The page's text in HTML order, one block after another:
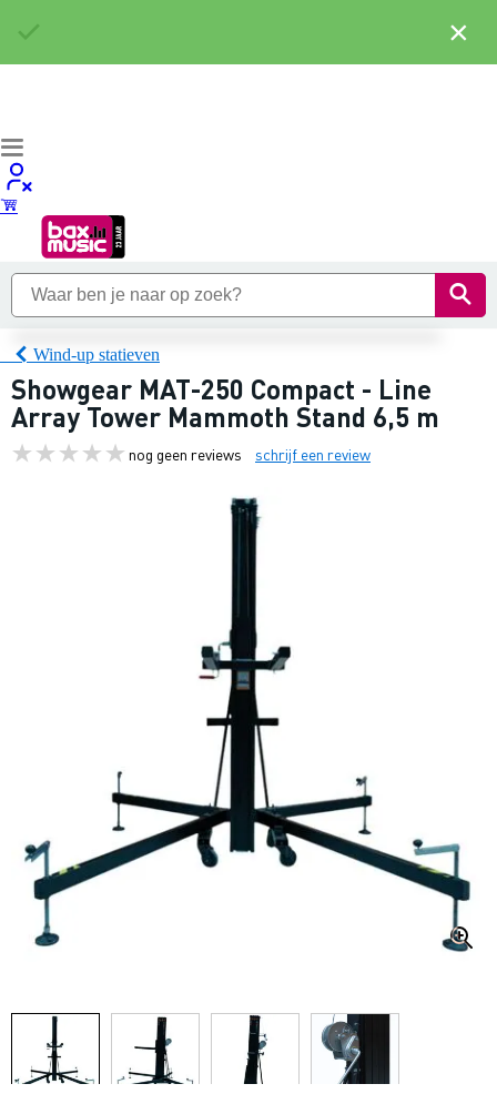
Wind-up statieven
Showgear MAT-250 Compact - Line
Array Tower Mammoth Stand 6,5 m
nog geen reviews schrijf een review
×